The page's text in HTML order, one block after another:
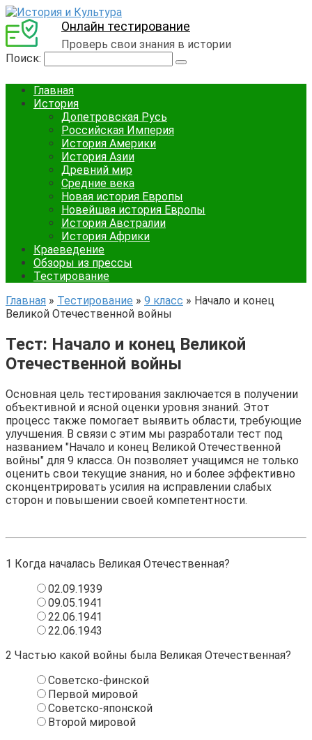
Онлайн тестирование
Проверь свои знания в истории
Поиск:
Главная
История
Допетровская Русь
Российская Империя
История Америки
История Азии
Древний мир
Средние века
Новая история Европы
Новейшая история Европы
История Австралии
История Африки
Краеведение
Обзоры из прессы
Тестирование
Главная » Тестирование » 9 класс » Начало и конец
Великой Отечественной войны
Тест: Начало и конец Великой
Отечественной войны
Основная цель тестирования заключается в получении
объективной и ясной оценки уровня знаний. Этот
процесс также помогает выявить области, требующие
улучшения. В связи с этим мы разработали тест под
названием "Начало и конец Великой Отечественной
войны" для 9 класса. Он позволяет учащимся не только
оценить свои текущие знания, но и более эффективно
сконцентрировать усилия на исправлении слабых
сторон и повышении своей компетентности.
1 Когда началась Великая Отечественная?
02.09.1939
09.05.1941
22.06.1941
22.06.1943
2 Частью какой войны была Великая Отечественная?
Советско-финской
Первой мировой
Советско-японской
Второй мировой